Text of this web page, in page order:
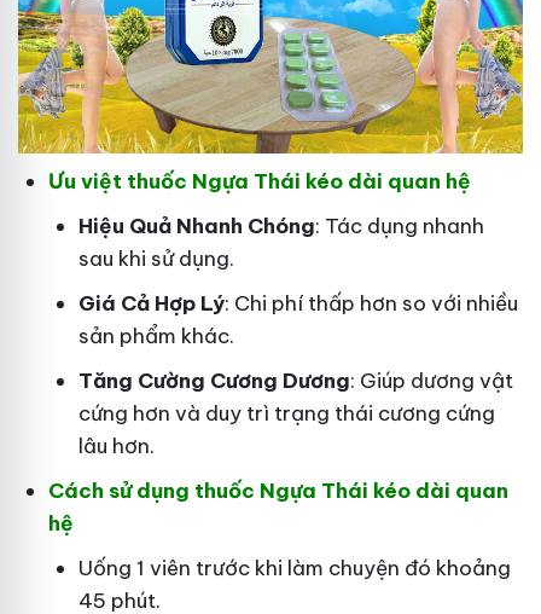
Ưu việt thuốc Ngựa Thái kéo dài quan hệ
Hiệu Quả Nhanh Chóng: Tác dụng nhanh
sau khi sử dụng.
Giá Cả Hợp Lý: Chi phí thấp hơn so với nhiều
sản phẩm khác.
Tăng Cường Cương Dương: Giúp dương vật
cứng hơn và duy trì trạng thái cương cứng
lâu hơn.
Cách sử dụng thuốc Ngựa Thái kéo dài quan
hệ
Uống 1 viên trước khi làm chuyện đó khoảng
45 phút.